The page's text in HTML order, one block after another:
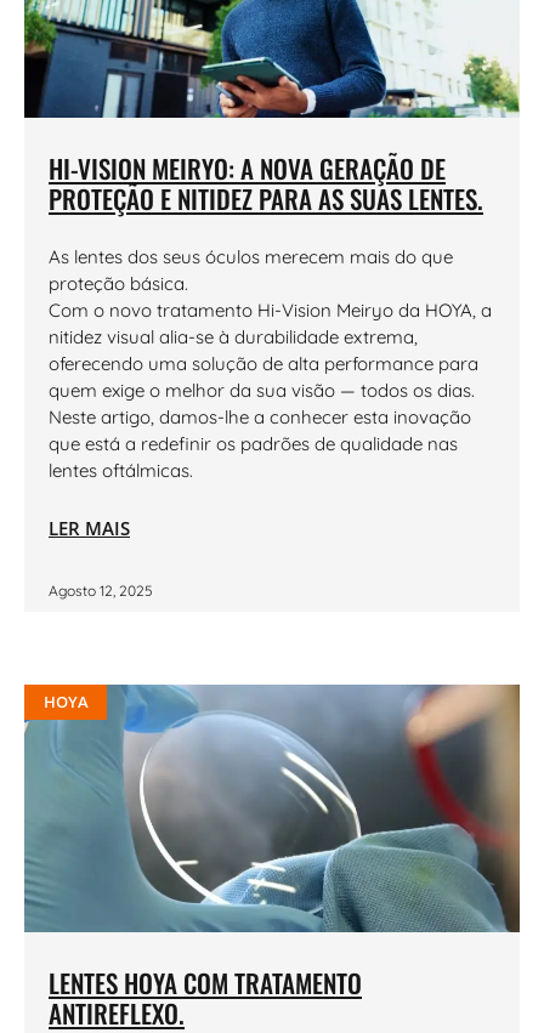
HI-VISION MEIRYO: A NOVA GERAÇÃO DE
PROTEÇÃO E NITIDEZ PARA AS SUAS LENTES.
As lentes dos seus óculos merecem mais do que
proteção básica.
Com o novo tratamento Hi-Vision Meiryo da HOYA, a
nitidez visual alia-se à durabilidade extrema,
oferecendo uma solução de alta performance para
quem exige o melhor da sua visão — todos os dias.
Neste artigo, damos-lhe a conhecer esta inovação
que está a redefinir os padrões de qualidade nas
lentes oftálmicas.
LER MAIS
Agosto 12, 2025
HOYA
LENTES HOYA COM TRATAMENTO
ANTIREFLEXO.